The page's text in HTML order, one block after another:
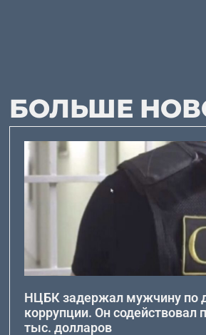
БОЛЬШЕ
НЦБК задержал мужчину по
коррупции. Он содействовал
тыс. долларов